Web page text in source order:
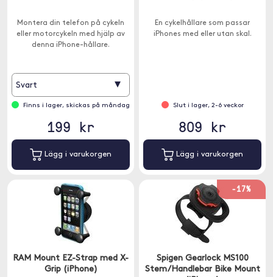
Montera din telefon på cykeln
eller motorcykeln med hjälp av
denna iPhone-hållare.
Svart ▾
Finns i lager, skickas på måndag
199 kr
Lägg i varukorgen
En cykelhållare som passar
iPhones med eller utan skal.
Slut i lager, 2-6 veckor
809 kr
Lägg i varukorgen
RAM Mount EZ-Strap med X-
Grip (iPhone)
-17%
Spigen Gearlock MS100
Stem/Handlebar Bike Mount